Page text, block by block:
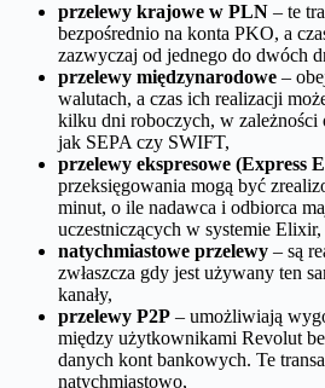
przelewy krajowe w PLN – te
bezpośrednio na konta PKO, a
zazwyczaj od jednego do dwóch
przelewy międzynarodowe –
walutach, a czas ich realizacji
kilku dni roboczych, w zależności
jak SEPA czy SWIFT,
przelewy ekspresowe (Express
przeksięgowania mogą być
minut, o ile nadawca i odbiorca
uczestniczących w systemie Elixir,
natychmiastowe przelewy – są
zwłaszcza gdy jest używany ten
kanały,
przelewy P2P – umożliwiają
między użytkownikami Revolut
danych kont bankowych. Te
natychmiastowo,